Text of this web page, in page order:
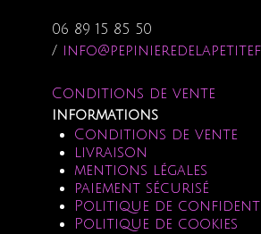
06 89 15 85 50
/
Conditions de vente
informations
Conditions de vente
livraison
mentions légales
paiement sécurisé
Politique de
Politique de cookies